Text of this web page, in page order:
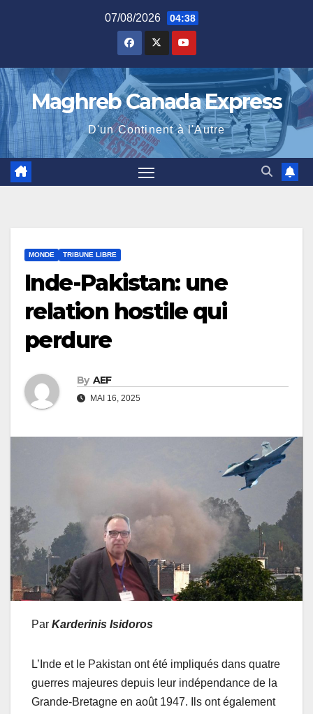
07/08/2026 04:38
Maghreb Canada Express
D'un Continent à l'Autre
MONDE TRIBUNE LIBRE
Inde-Pakistan: une
relation hostile qui
perdure
By AEF
MAI 16, 2025
Par Karderinis Isidoros
L’Inde et le Pakistan ont été impliqués dans quatre
guerres majeures depuis leur indépendance de la
Grande-Bretagne en août 1947. Ils ont également